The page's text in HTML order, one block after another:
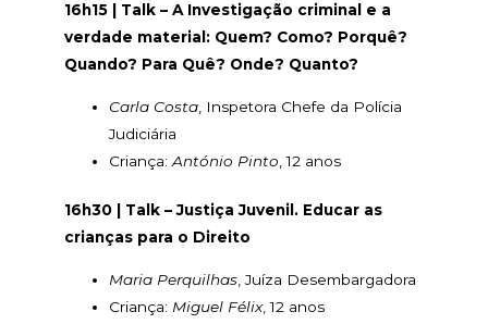
16h15 | Talk – A Investigação criminal e a
verdade material: Quem? Como? Porquê?
Quando? Para Quê? Onde? Quanto?
Carla Costa , Inspetora Chefe da Polícia
Judiciária
Criança:António Pinto , 12 anos
16h30 | Talk – Justiça Juvenil. Educar as
crianças para o Direito
Maria Perquilhas , Juíza Desembargadora
Criança: Miguel Félix, 12 anos